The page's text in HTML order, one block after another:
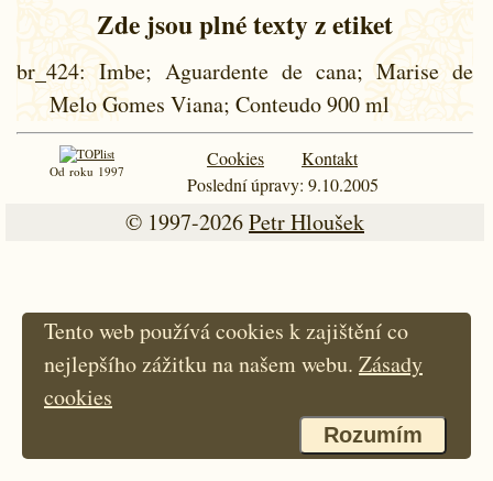
Zde jsou plné texty z etiket
br_424: Imbe; Aguardente de cana; Marise de
Melo Gomes Viana; Conteudo 900 ml
Od roku 1997
Cookies
Kontakt
Poslední úpravy: 9.10.2005
© 1997-2026Petr Hloušek
Tento web používá cookies k zajištění co
nejlepšího zážitku na našem webu. Zásady
cookies
Rozumím